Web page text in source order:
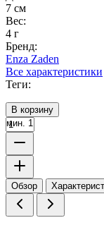
7 см
Вес:
4 г
Бренд:
Enza Zaden
Все характеристики
Теги:
В корзину
мин. 1
Обзор